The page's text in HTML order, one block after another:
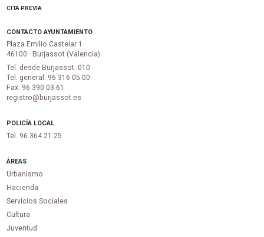
CITA PREVIA
CONTACTO AYUNTAMIENTO
Plaza Emilio Castelar 1
46100 · Burjassot (Valencia)
Tel. desde Burjassot: 010
Tel. general: 96 316 05 00
Fax. 96 390 03 61
registro@burjassot.es
POLICÍA LOCAL
Tel. 96 364 21 25
ÁREAS
Urbanismo
Hacienda
Servicios Sociales
Cultura
Juventud